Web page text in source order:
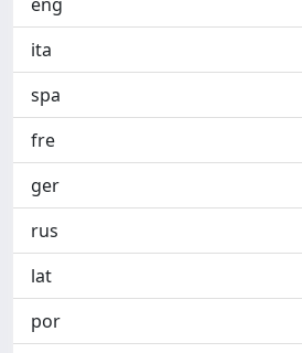
ita
spa
fre
ger
rus
lat
por